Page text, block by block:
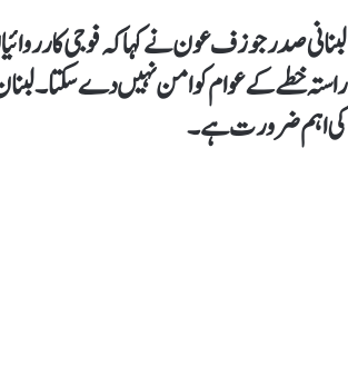
لبنانی صدر جوزف عون نے کہاکہ فوجی
راستہ خطے کے عوام کو امن نہیں
کی اہم ضرورت ہے۔